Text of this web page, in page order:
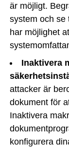
är möjligt.
system och se
har möjlighet
Inaktivera
attacker är
dokument för
Inaktivera
konfigurera